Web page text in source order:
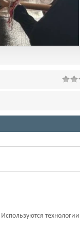
Используются технологии